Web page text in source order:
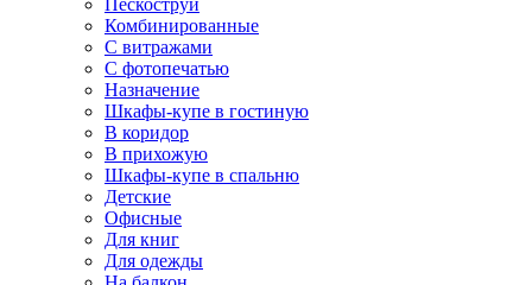
Пескоструй
Комбинированные
С витражами
С фотопечатью
Назначение
Шкафы-купе в гостиную
В коридор
В прихожую
Шкафы-купе в спальню
Детские
Офисные
Для книг
Для одежды